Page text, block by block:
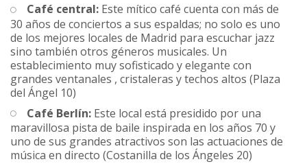
Café central: Este mítico café cuenta con más de
30 años de conciertos a sus espaldas; no solo es uno
de los mejores locales de Madrid para escuchar jazz
sino también otros géneros musicales. Un
establecimiento muy sofisticado y elegante con
grandes ventanales , cristaleras y techos altos (Plaza
del Ángel 10)
Café Berlín: Este local está presidido por una
maravillosa pista de baile inspirada en los años 70 y
uno de sus grandes atractivos son las actuaciones de
música en directo (Costanilla de los Ángeles 20)